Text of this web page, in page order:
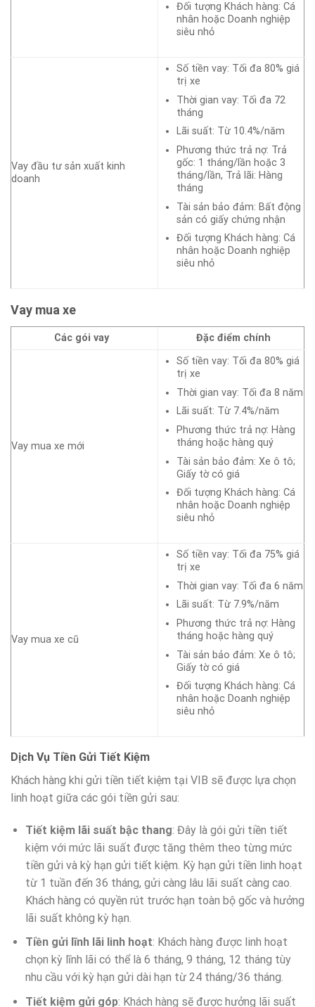
Đối tượng Khách hàng: Cá
nhân hoặc Doanh nghiệp
siêu nhỏ
Vay đầu tư sản xuất kinh
doanh
Số tiền vay: Tối đa 80% giá
trị xe
Thời gian vay: Tối đa 72
tháng
Lãi suất: Từ 10.4%/năm
Phương thức trả nợ: Trả
gốc: 1 tháng/lần hoặc 3
tháng/lần, Trả lãi: Hàng
tháng
Tài sản bảo đảm: Bất động
sản có giấy chứng nhận
Đối tượng Khách hàng: Cá
nhân hoặc Doanh nghiệp
siêu nhỏ
Vay mua xe
Các gói vay Đặc điểm chính
Vay mua xe mới
Số tiền vay: Tối đa 80% giá
trị xe
Thời gian vay: Tối đa 8 năm
Lãi suất: Từ 7.4%/năm
Phương thức trả nợ: Hàng
tháng hoặc hàng quý
Tài sản bảo đảm: Xe ô tô;
Giấy tờ có giá
Đối tượng Khách hàng: Cá
nhân hoặc Doanh nghiệp
siêu nhỏ
Vay mua xe cũ
Số tiền vay: Tối đa 75% giá
trị xe
Thời gian vay: Tối đa 6 năm
Lãi suất: Từ 7.9%/năm
Phương thức trả nợ: Hàng
tháng hoặc hàng quý
Tài sản bảo đảm: Xe ô tô;
Giấy tờ có giá
Đối tượng Khách hàng: Cá
nhân hoặc Doanh nghiệp
siêu nhỏ
Dịch Vụ Tiền Gửi Tiết Kiệm
Khách hàng khi gửi tiền tiết kiệm tại VIB sẽ được lựa chọn
linh hoạt giữa các gói tiền gửi sau:
Tiết kiệm lãi suất bậc thang: Đây là gói gửi tiền tiết
kiệm với mức lãi suất được tăng thêm theo từng mức
tiền gửi và kỳ hạn gửi tiết kiệm. Kỳ hạn gửi tiền linh hoạt
từ 1 tuần đến 36 tháng, gửi càng lâu lãi suất càng cao.
Khách hàng có quyền rút trước hạn toàn bộ gốc và hưởng
lãi suất không kỳ hạn.
Tiền gửi lĩnh lãi linh hoạt: Khách hàng được linh hoạt
chọn kỳ lĩnh lãi có thể là 6 tháng, 9 tháng, 12 tháng tùy
nhu cầu với kỳ hạn gửi dài hạn từ 24 tháng/36 tháng.
Tiết kiệm gửi góp: Khách hàng sẽ được hưởng lãi suất